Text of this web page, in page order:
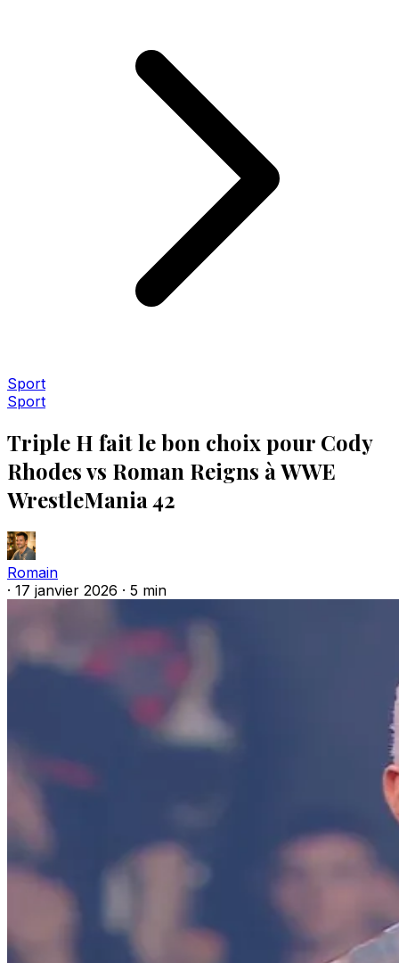
Sport
Sport
Triple H fait le bon choix pour Cody
Rhodes vs Roman Reigns à WWE
WrestleMania 42
Romain
· 17 janvier 2026 · 5 min